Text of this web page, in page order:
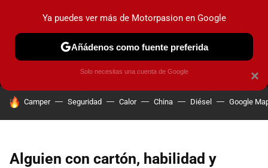
MENÚ NUEVO
COCHES ELÉCTRICOS OBSERVATORIO
HOY SE HABLA DE
Camper Seguridad Calor China Diésel Google
Alguien con cartón, habilidad y
×
Ya puedes ver más de Motorpasion en Google
Añádenos como fuente preferida
Solo necesitas una cuenta de Google